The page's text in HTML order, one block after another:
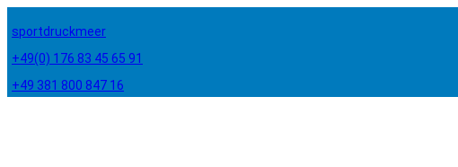
sportdruckmeer
+49(0) 176 83 45 65 91
+49 381 800 847 16